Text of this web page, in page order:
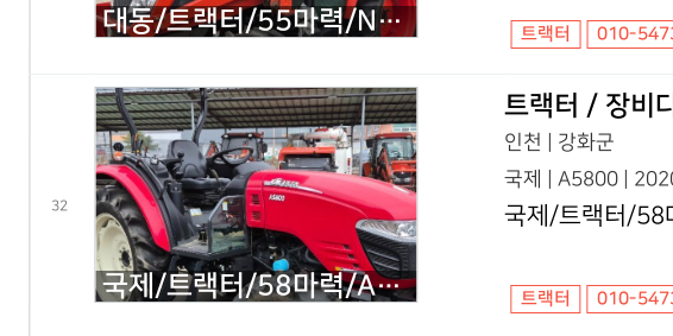
대동/트랙터/55마력/NX550/2018년식 트랙터 010-
32
국제/트랙터/58마력/A5800/2020년식
트랙터 / 장비
인천 | 강화군
국제 | A5800 |
국제/트랙터/
트랙터 010-